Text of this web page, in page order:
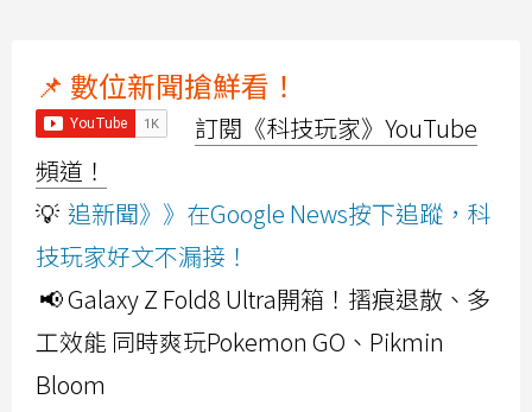
📌 數位新聞搶鮮看！
訂閱《科技玩家》YouTube
頻道！
💡 追新聞》》在Google News按下追蹤，科
技玩家好文不漏接！
📢 Galaxy Z Fold8 Ultra開箱！摺痕退散、多
工效能 同時爽玩Pokemon GO、Pikmin
Bloom